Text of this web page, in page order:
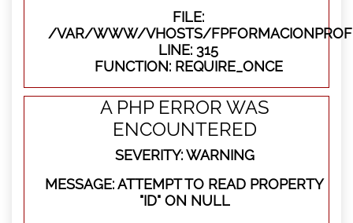
FILE:
/VAR/WWW/VHOSTS/
LINE: 315
FUNCTION: REQUIRE_ONCE
A PHP ERROR WAS
ENCOUNTERED
SEVERITY: WARNING
MESSAGE: ATTEMPT TO READ PROPERTY
"ID" ON NULL